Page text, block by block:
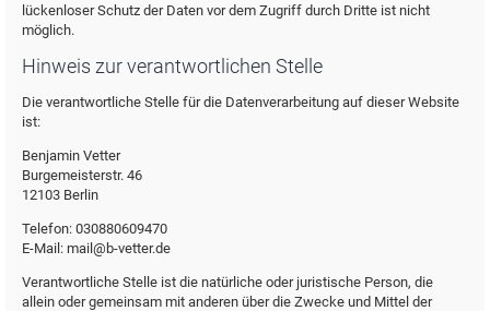
lückenloser Schutz der Daten vor dem Zugriff durch Dritte ist nicht
möglich.
Hinweis zur verantwortlichen Stelle
Die verantwortliche Stelle für die Datenverarbeitung auf dieser Website
ist:
Benjamin Vetter
Burgemeisterstr. 46
12103 Berlin
Telefon: 030880609470
E-Mail: mail@b-vetter.de
Verantwortliche Stelle ist die natürliche oder juristische Person, die
allein oder gemeinsam mit anderen über die Zwecke und Mittel der